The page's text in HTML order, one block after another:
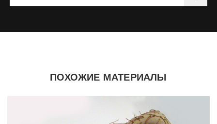
ПОХОЖИЕ МАТЕРИАЛЫ